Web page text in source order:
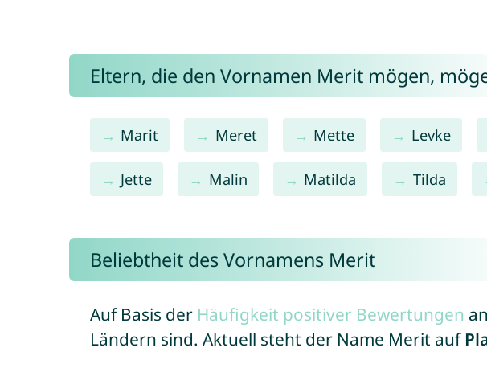
Eltern, die den Vornamen Merit mögen,
Marit Meret Mette Levke
Jette Malin Matilda Tilda
Beliebtheit des Vornamens Merit
Auf Basis der Häufigkeit positiver Bewertungen
Ländern sind. Aktuell steht der Name Merit auf